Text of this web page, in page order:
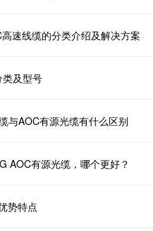
速线缆的分类介绍及解决方案
类及型号
与AOC有源光缆有什么区别
AOC有源光缆，哪个更好？
势特点